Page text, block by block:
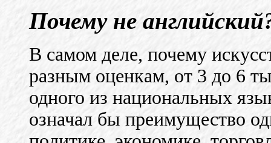
Почему не
В самом деле, почему
разным оценкам, от 3 до 6
одного из национальных
означал бы преимущество